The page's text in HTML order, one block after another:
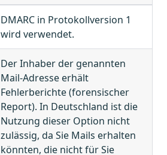
DMARC in Protokollversion 1
wird verwendet.
Der Inhaber der genannten
Mail-Adresse erhält
Fehlerberichte (forensischer
Report). In Deutschland ist die
Nutzung dieser Option nicht
zulässig, da Sie Mails erhalten
könnten, die nicht für Sie